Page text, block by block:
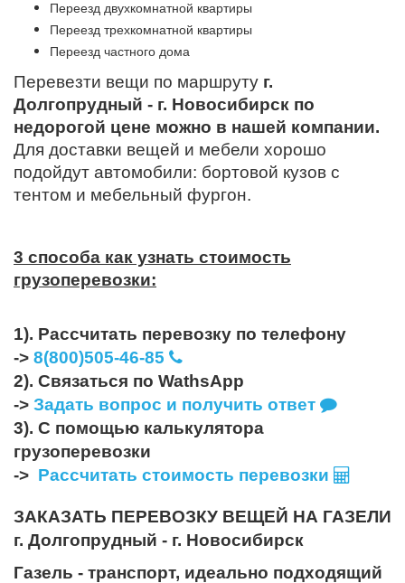
Переезд двухкомнатной квартиры
Переезд трехкомнатной квартиры
Переезд частного дома
Перевезти вещи по маршруту г.
Долгопрудный - г. Новосибирск по
недорогой цене можно в нашей компании.
Для доставки вещей и мебели хорошо
подойдут автомобили: бортовой кузов с
тентом и мебельный фургон.
3 способа как узнать стоимость
грузоперевозки:
1). Рассчитать перевозку по телефону
-> 8(800)505-46-85
2). Связаться по WathsApp
-> Задать вопрос и получить ответ
3). С помощью калькулятора
грузоперевозки
-> Рассчитать стоимость перевозки
ЗАКАЗАТЬ ПЕРЕВОЗКУ ВЕЩЕЙ НА ГАЗЕЛИ
г. Долгопрудный - г. Новосибирск
Газель - транспорт, идеально подходящий